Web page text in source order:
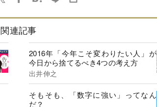
関連記事
2016年「今年こそ変わりたい人」が
今日から捨てるべき4つの考え方
出井伸之
そもそも、「数字に強い」ってなん
だ？